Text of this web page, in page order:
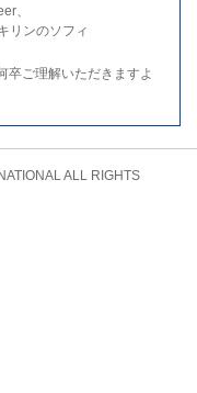
、
リンのソフィ
卒ご理解いただきますよ